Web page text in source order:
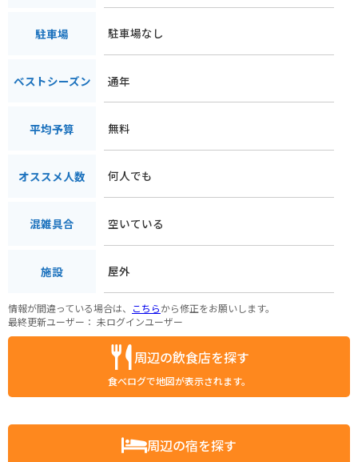
駐車場 駐車場なし
ベストシーズン 通年
平均予算 無料
オススメ人数 何人でも
混雑具合 空いている
施設 屋外
情報が間違っている場合は、 こちらから修正をお願いします。
最終更新ユーザー： 未ログインユーザー
周辺の飲食店を探す
食べログで地図が表示されます。
周辺の宿を探す